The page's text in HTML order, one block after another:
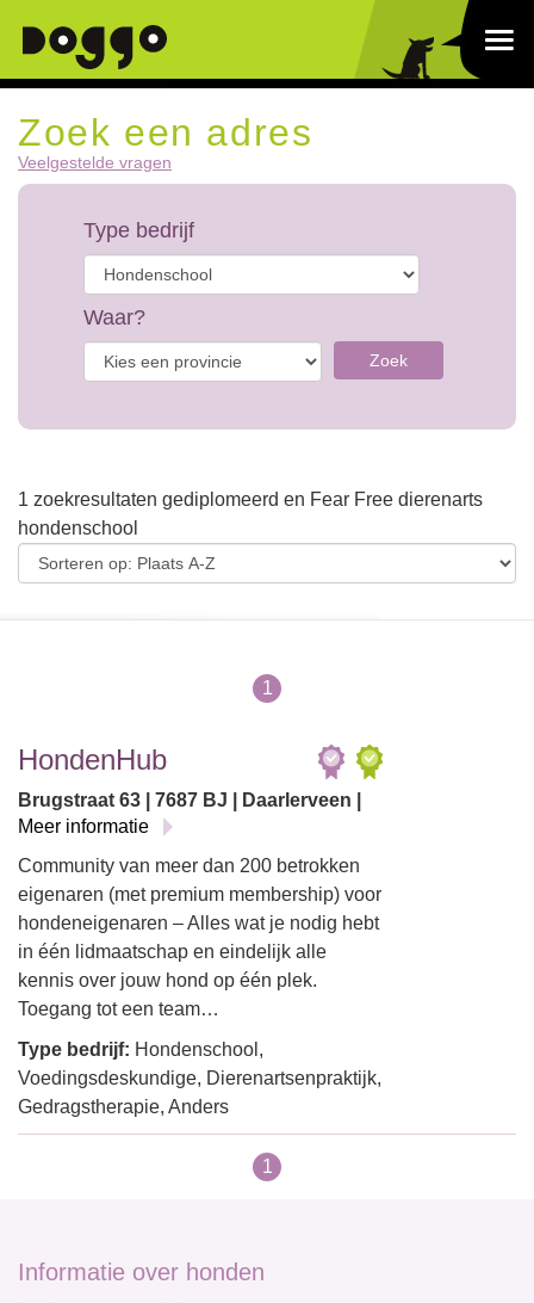
Zoek een adres
Veelgestelde vragen
Type bedrijf
Waar?
Zoek
1 zoekresultaten gediplomeerd en Fear Free dierenarts
hondenschool
1
HondenHub
Brugstraat 63 | 7687 BJ | Daarlerveen |
Meer informatie
Community van meer dan 200 betrokken
eigenaren (met premium membership) voor
hondeneigenaren – Alles wat je nodig hebt
in één lidmaatschap en eindelijk alle
kennis over jouw hond op één plek.
Toegang tot een team…
Type bedrijf: Hondenschool,
Voedingsdeskundige, Dierenartsenpraktijk,
Gedragstherapie, Anders
1
Informatie over honden